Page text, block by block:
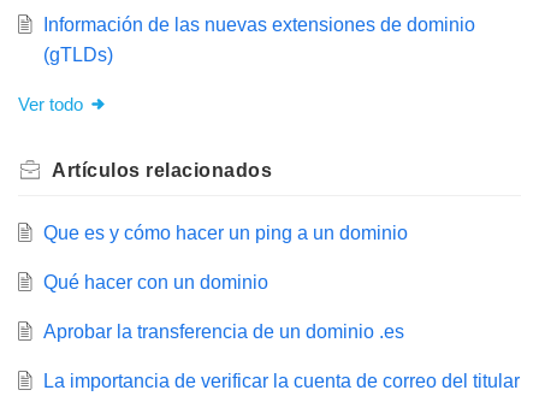
Información de las nuevas extensiones de dominio
(gTLDs)
Ver todo
Artículos relacionados
Que es y cómo hacer un ping a un dominio
Qué hacer con un dominio
Aprobar la transferencia de un dominio .es
La importancia de verificar la cuenta de correo del titular